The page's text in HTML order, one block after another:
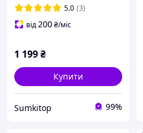
натуральної шкіри
5.0 (3)
від200₴/міс
1 199₴
Купити
Sumkitop 99%